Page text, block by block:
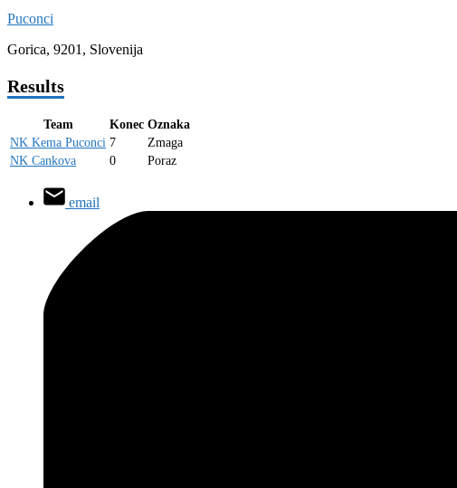
Puconci
Gorica, 9201, Slovenija
Results
Team Konec Oznaka
NK Kema Puconci 7
Zmaga
NK Cankova
0 Poraz
email